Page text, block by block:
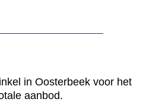
in Oosterbeek voor het
aanbod.